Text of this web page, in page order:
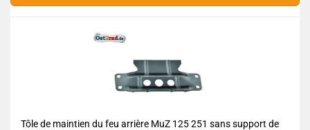
Tôle de maintien du feu arrière MuZ 125 251 sans support de